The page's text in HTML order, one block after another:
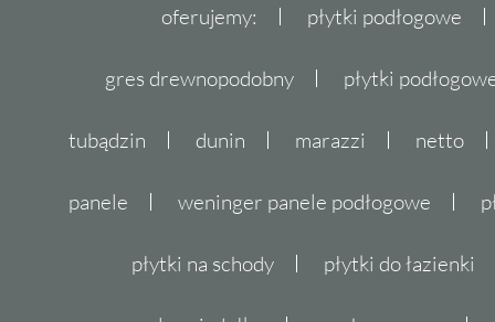
oferujemy: płytki podłogowe
gres drewnopodobny płytki
tubądzin dunin marazzi netto
panele weninger panele podłogowe
płytki na schody płytki do łazienki